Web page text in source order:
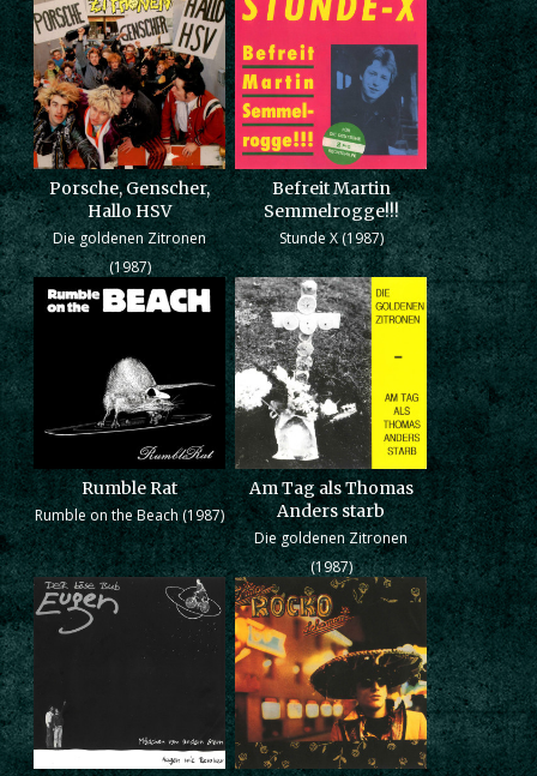
Porsche, Genscher,
Hallo HSV
Die goldenen Zitronen
(1987)
Befreit Martin
Semmelrogge!!!
Stunde X (1987)
Rumble Rat
Rumble on the Beach (1987)
Am Tag als Thomas
Anders starb
Die goldenen Zitronen
(1987)